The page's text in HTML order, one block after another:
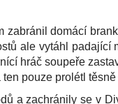
domácí
ale vytáhl
hráč soupeře
pouze prolétl
a zachránily se v